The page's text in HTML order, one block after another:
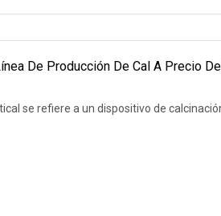
De Producción De Cal A Precio
se refiere a un dispositivo de